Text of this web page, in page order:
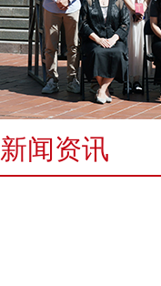
新闻资讯